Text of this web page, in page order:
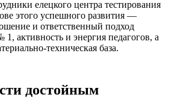
елецкого центра тестирования
этого успешного развития —
и ответственный подход
активность и энергия педагогов, а
техническая база.
достойным